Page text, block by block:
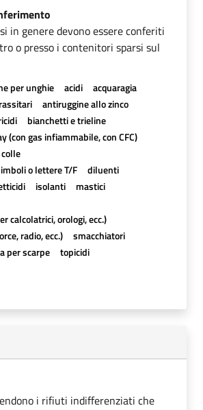
in genere devono essere conferiti
o presso i contenitori sparsi sul
per unghie acidi
acquaragia
antiruggine allo zinco
bianchetti e trieline
(con gas infiammabile, con CFC)
colle
o lettere T/F
diluenti
isolanti
mastici
calcolatrici, orologi, ecc.)
radio, ecc.)
smacchiatori
per scarpe topicidi
i rifiuti indifferenziati che